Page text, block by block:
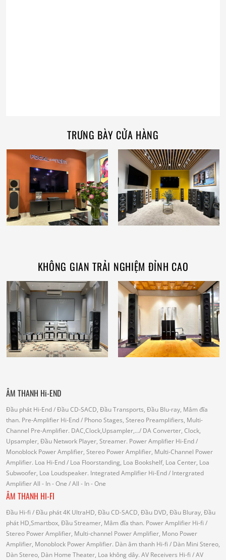
TRƯNG BÀY CỬA HÀNG
KHÔNG GIAN TRẢI NGHIỆM ĐỈNH CAO
ÂM THANH Hi-END
Đầu phát Hi-End/ Đầu CD-SACD, Đầu Transports, Đầu Blu-ray, Mâm đĩa
than. Pre-Amplifier Hi-End/ Phono Stages, Stereo Preamplifiers, Multi-
Channel Pre-Amplifier. DAC,Clock,Upsampler,.../ DA Converter, Clock,
Upsampler, Đầu Network Player, Streamer. Power Amplifier Hi-End/
Monoblock Power Amplifier, Stereo Power Amplifier, Multi-Channel Power
Amplifier. Loa Hi-End/ Loa Floorstanding, Loa Bookshelf, Loa Center, Loa
Subwoofer, Loa Loudspeaker. Integrated Amplifier Hi-End/ Intergrated
AmplifierAll - In - One / All - In - One
ÂM THANH HI-FI
Đầu Hi-fi / Đầu phát 4K UltraHD, Đầu CD-SACD, Đầu DVD, Đầu Bluray, Đầu
phát HD,Smartbox, Đầu Streamer, Mâm đĩa than. Power Amplifier Hi-fi /
Stereo Power Amplifier, Multi-channel Power Amplifier, Mono Power
Amplifier, Monoblock Power Amplifier. Dàn âm thanh Hi-fi / Dàn Mini Stereo,
Dàn Stereo, Dàn Home Theater, Loa không dây. AV Receivers Hi-fi / AV